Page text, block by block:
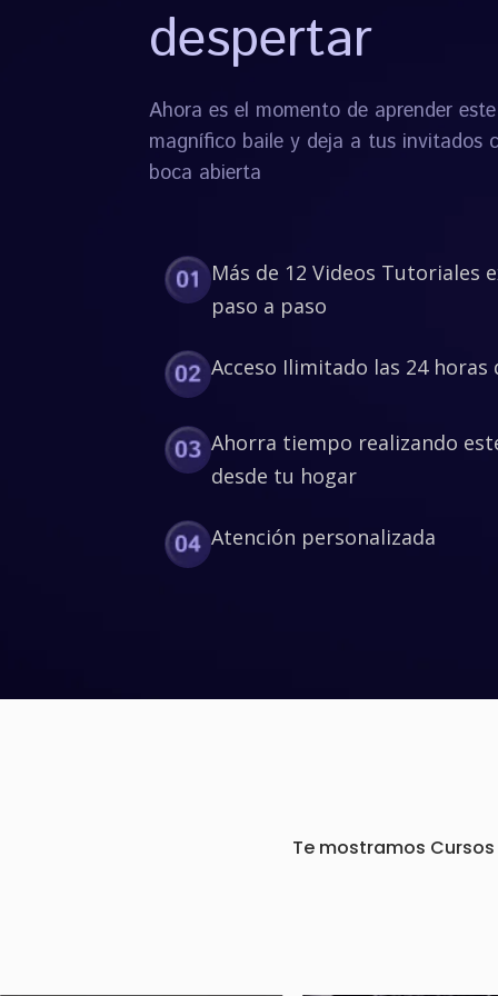
despertar
Ahora es el momento de aprender este
magnífico baile y deja a tus invitados
boca abierta
Más de 12 Videos Tutoriales
paso a paso
Acceso Ilimitado las 24 horas
Ahorra tiempo realizando
desde tu hogar
Atención personalizada
Te mostramos